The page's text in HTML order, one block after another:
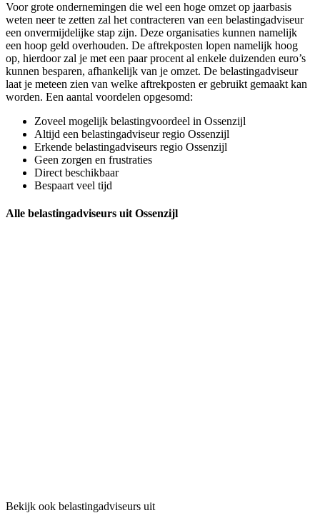
Voor grote ondernemingen die wel een hoge omzet op jaarbasis
weten neer te zetten zal het contracteren van een belastingadviseur
een onvermijdelijke stap zijn. Deze organisaties kunnen namelijk
een hoop geld overhouden. De aftrekposten lopen namelijk hoog
op, hierdoor zal je met een paar procent al enkele duizenden euro’s
kunnen besparen, afhankelijk van je omzet. De belastingadviseur
laat je meteen zien van welke aftrekposten er gebruikt gemaakt kan
worden. Een aantal voordelen opgesomd:
Zoveel mogelijk belastingvoordeel in Ossenzijl
Altijd een belastingadviseur regio Ossenzijl
Erkende belastingadviseurs regio Ossenzijl
Geen zorgen en frustraties
Direct beschikbaar
Bespaart veel tijd
Alle belastingadviseurs uit Ossenzijl
Bekijk ook belastingadviseurs uit